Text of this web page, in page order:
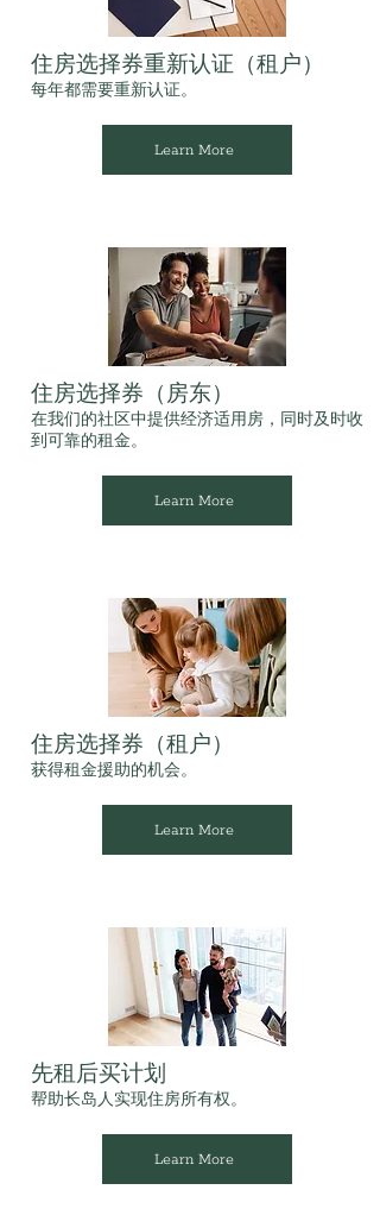
住房选择券重新认证（租户）
每年都需要重新认证。
Learn More
住房选择券（房东）
在我们的社区中提供经济适用房，同时及时收
到可靠的租金。
Learn More
住房选择券（租户）
获得租金援助的机会。
Learn More
先租后买计划
帮助长岛人实现住房所有权。
Learn More